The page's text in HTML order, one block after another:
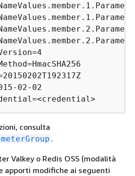
02-02
consulta
.
Valkey o Redis OSS (modalità
apporti modifiche ai seguenti